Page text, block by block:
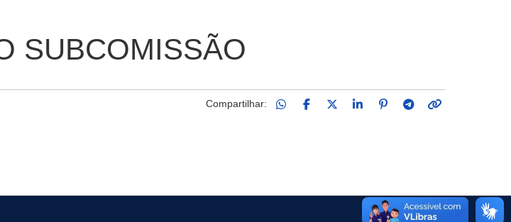
SUBCOMISSÃO
Compartilhar: